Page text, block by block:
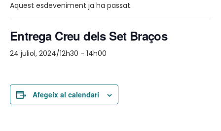
Aquest esdeveniment ja ha passat.
Entrega Creu dels Set Braços
24 juliol, 2024/12h30 - 14h00
Afegeix al calendari